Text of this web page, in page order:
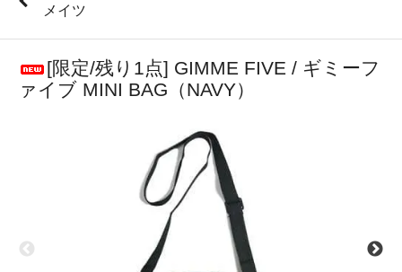
メイツ
[限定/残り1点] GIMME FIVE / ギミーフ
ァイブ MINI BAG（NAVY）